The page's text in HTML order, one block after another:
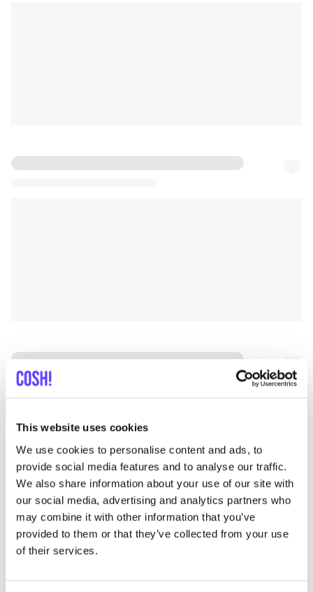
This website uses cookies
We use cookies to personalise content and ads, to
provide social media features and to analyse our traffic.
We also share information about your use of our site with
our social media, advertising and analytics partners who
may combine it with other information that you’ve
provided to them or that they’ve collected from your use
of their services.